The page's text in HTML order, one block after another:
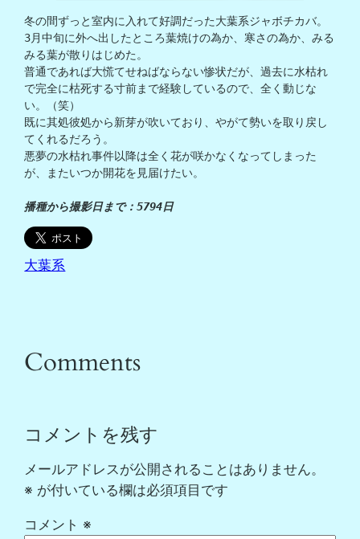
冬の間ずっと室内に入れて好調だった大葉系ジャボチカバ。
3月中旬に外へ出したところ葉焼けの為か、寒さの為か、みる
みる葉が散りはじめた。
普通であれば大慌てせねばならない惨状だが、過去に水枯れ
で完全に枯死する寸前まで経験しているので、全く動じな
い。（笑）
既に其処彼処から新芽が吹いており、やがて勢いを取り戻し
てくれるだろう。
悪夢の水枯れ事件以降は全く花が咲かなくなってしまった
が、またいつか開花を見届けたい。
播種から撮影日まで：5794日
大葉系
Comments
コメントを残す
メールアドレスが公開されることはありません。
※ が付いている欄は必須項目です
コメント ※